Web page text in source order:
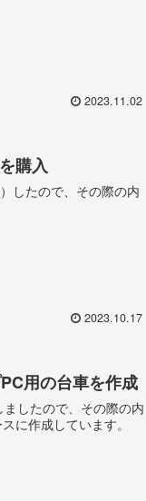
2023.11.02
購入
したので、その際の内
2023.10.17
用の台車を作成
したので、その際の内
に作成しています。